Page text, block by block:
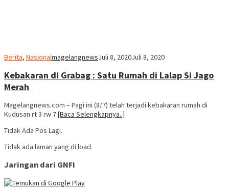
Berita, NasionalmagelangnewsJuli 8, 2020Juli 8, 2020
Kebakaran di Grabag : Satu Rumah di Lalap Si Jago
Merah
Magelangnews.com – Pagi ini (8/7) telah terjadi kebakaran rumah di
Kudusan rt 3 rw 7[Baca Selengkapnya..]
Tidak Ada Pos Lagi.
Tidak ada laman yang di load.
Jaringan dari GNFI